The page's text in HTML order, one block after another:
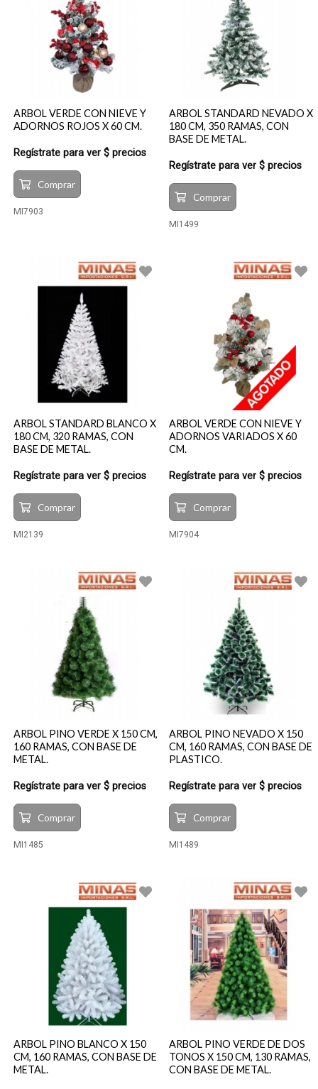
ARBOL VERDE CON NIEVE Y
ADORNOS ROJOS X 60 CM.
Regístrate para ver $ precios
Comprar
MI7903
ARBOL STANDARD NEVADO X
180 CM, 350 RAMAS, CON
BASE DE METAL.
Regístrate para ver $ precios
Comprar
MI1499
ARBOL STANDARD BLANCO X
180 CM, 320 RAMAS, CON
BASE DE METAL.
Regístrate para ver $ precios
Comprar
MI2139
ARBOL VERDE CON NIEVE Y
ADORNOS VARIADOS X 60
CM.
Regístrate para ver $ precios
Comprar
MI7904
ARBOL PINO VERDE X 150 CM,
160 RAMAS, CON BASE DE
METAL.
Regístrate para ver $ precios
Comprar
MI1485
ARBOL PINO NEVADO X 150
CM, 160 RAMAS, CON BASE DE
PLASTICO.
Regístrate para ver $ precios
Comprar
MI1489
ARBOL PINO BLANCO X 150
CM, 160 RAMAS, CON BASE DE
METAL.
ARBOL PINO VERDE DE DOS
TONOS X 150 CM, 130 RAMAS,
CON BASE DE METAL.